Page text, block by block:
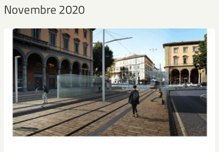
Novembre 2020